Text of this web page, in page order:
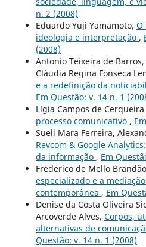
n. 2 (2008)
Eduardo Yuji Yamamoto, O
ideologia e interpretação ,
(2008)
Antonio Teixeira de
Cláudia Regina Fonseca
e a redefinição da
Em Questão: v. 14 n. 1
Lígia Campos de Cerqueira
processo comunicativo ,
Sueli Mara Ferreira,
Revcom & Google
da informação , Em
Frederico de Mello
especializado e a
contemporânea , Em
Denise da Costa Oliveira
Arcoverde Alves, Corpos,
alternativas de
Questão: v. 14 n. 1 (2008)